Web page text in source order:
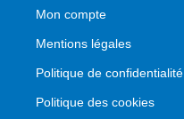
Mon compte
Mentions légales
Politique de confidentialité
Politique des cookies